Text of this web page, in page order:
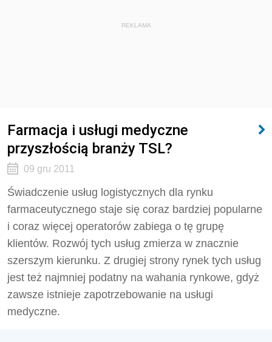
REKLAMA
Farmacja i usługi medyczne
przyszłością branży TSL?
09 gru 2011
Świadczenie usług logistycznych dla rynku
farmaceutycznego staje się coraz bardziej popularne
i coraz więcej operatorów zabiega o tę grupę
klientów. Rozwój tych usług zmierza w znacznie
szerszym kierunku. Z drugiej strony rynek tych usług
jest też najmniej podatny na wahania rynkowe, gdyż
zawsze istnieje zapotrzebowanie na usługi
medyczne.